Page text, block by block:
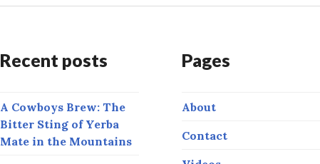
Recent posts
A Cowboys Brew: The
Bitter Sting of Yerba
Mate in the Mountains
Pages
About
Contact